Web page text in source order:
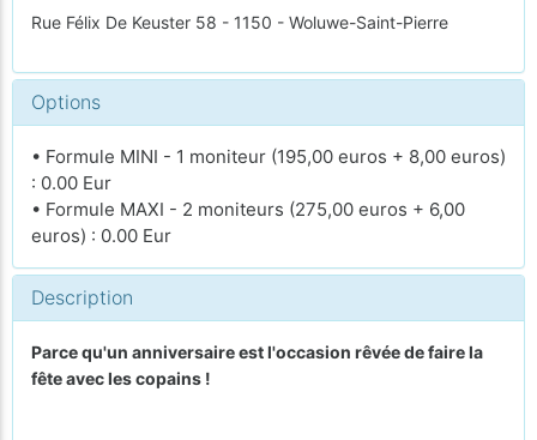
Rue Félix De Keuster 58 - 1150 - Woluwe-Saint-Pierre
Options
• Formule MINI - 1 moniteur (195,00 euros + 8,00 euros)
: 0.00 Eur
• Formule MAXI - 2 moniteurs (275,00 euros + 6,00
euros) : 0.00 Eur
Description
Parce qu'un anniversaire est l'occasion rêvée de faire la
fête avec les copains !